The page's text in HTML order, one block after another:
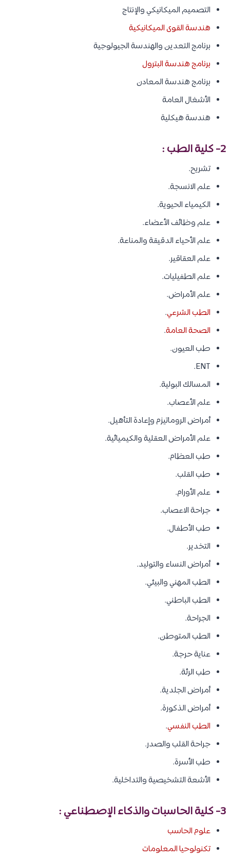
التصميم الميكانيكي والإنتاج
هندسة القوى الميكانيكية
برنامج التعدين والهندسة الجيولوجية
برنامج هندسة البترول
برنامج هندسة المعادن
الأشغال العامة
هندسة هيكلية
2- كلية الطب :
تشريح.
علم الانسجة.
الكيمياء الحيوية.
علم وظائف الأعضاء.
علم الأحياء الدقيقة والمناعة.
علم العقاقير.
علم الطفيليات.
علم الأمراض.
الطب الشرعي.
الصحة العامة.
طب العيون.
ENT.
المسالك البولية.
علم الأعصاب.
أمراض الروماتيزم وإعادة التأهيل.
علم الأمراض العقلية والكيميائية.
طب العظام.
طب القلب.
علم الأورام.
جراحة الاعصاب.
طب الأطفال.
التخدير.
أمراض النساء والتوليد.
الطب المهني والبيئي.
الطب الباطني.
الجراحة.
الطب المتوطن.
عناية حرجة.
طب الرئة.
أمراض الجلدية.
أمراض الذكورة.
الطب النفسي.
جراحة القلب والصدر.
طب الأسرة.
الأشعة التشخيصية والتداخلية.
3- كلية الحاسبات والذكاء الإصطناعي :
علوم الحاسب
تكنولوحيا المعلومات